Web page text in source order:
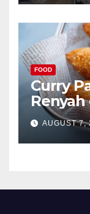
FOOD
Curry
AUGUST 7,